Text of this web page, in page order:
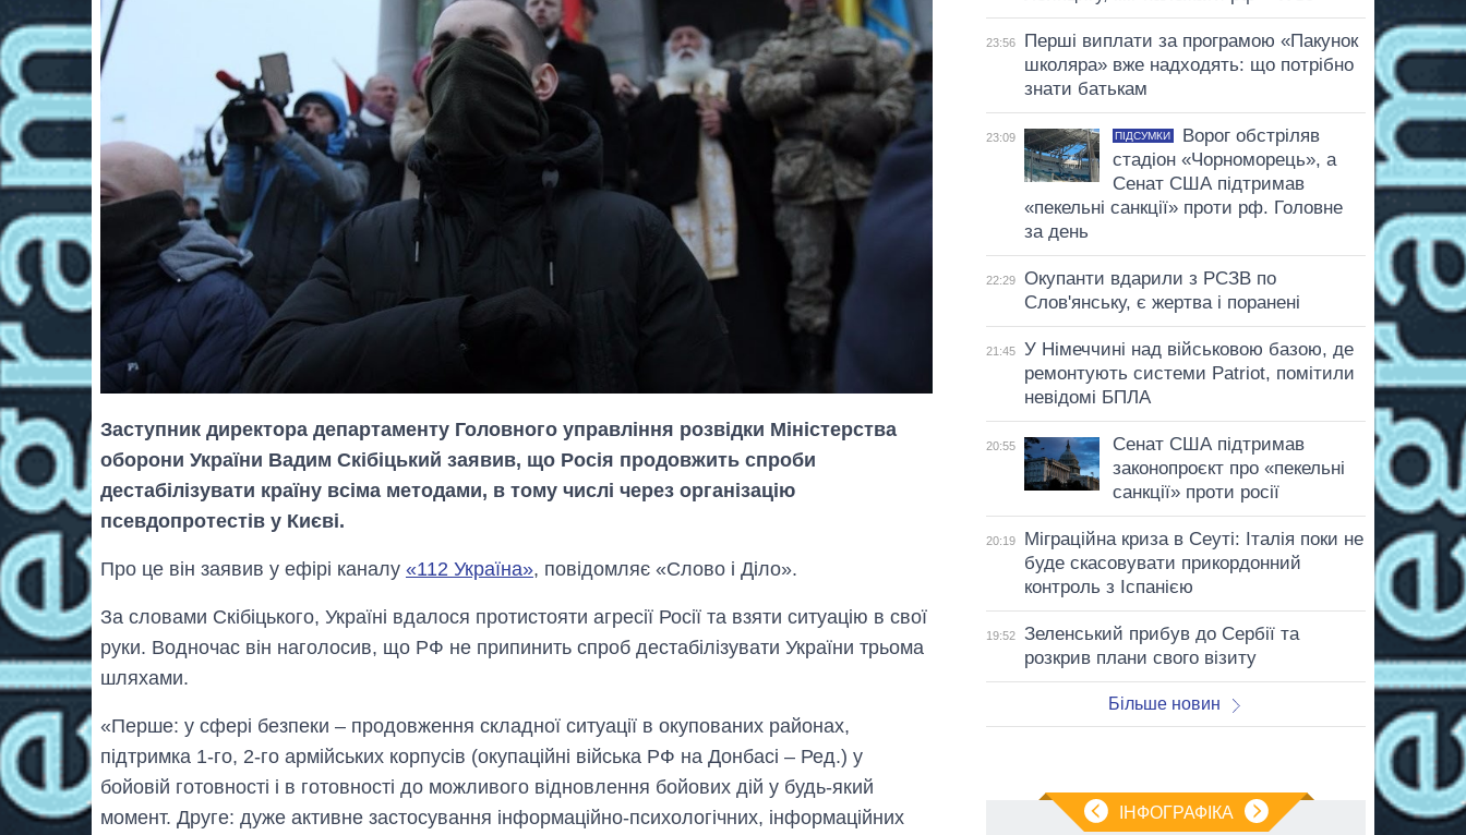
Заступник директора департаменту Головного управління розвідки Міністерства
оборони України Вадим Скібіцький заявив, що Росія продовжить спроби
дестабілізувати країну всіма методами, в тому числі через організацію
псевдопротестів у Києві.
Про це він заявив у ефірі каналу «112 Україна», повідомляє «Слово і Діло».
За словами Скібіцького, Україні вдалося протистояти агресії Росії та взяти ситуацію в свої
руки. Водночас він наголосив, що РФ не припинить спроб дестабілізувати України трьома
шляхами.
«Перше: у сфері безпеки – продовження складної ситуації в окупованих районах,
підтримка 1-го, 2-го армійських корпусів (окупаційні війська РФ на Донбасі – Ред.) у
бойовій готовності і в готовності до можливого відновлення бойових дій у будь-який
момент. Друге: дуже активне застосування інформаційно-психологічних, інформаційних
23:56
Перші виплати за програмою «Пакунок
школяра» вже надходять: що потрібно
знати батькам
23:09 ПІДСУМКИ
Ворог обстріляв
стадіон «Чорноморець», а
Сенат США підтримав
«пекельні санкції» проти рф. Головне
за день
22:29
Окупанти вдарили з РСЗВ по
Слов'янську, є жертва і поранені
21:45
У Німеччині над військовою базою, де
ремонтують системи Patriot, помітили
невідомі БПЛА
20:55
Сенат США підтримав
законопроєкт про «пекельні
санкції» проти росії
20:19
Міграційна криза в Сеуті: Італія поки не
буде скасовувати прикордонний
контроль з Іспанією
19:52
Зеленський прибув до Сербії та
розкрив плани свого візиту
Більше новин
ІНФОГРАФІКА